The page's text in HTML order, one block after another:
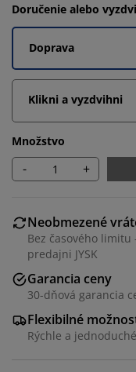
Doručenie alebo
Doprava
Klikni a vyzdvihni
Množstvo
- +
Neobmezené
Bez časového
predajni JYSK
Garancia ceny
30-dňová garancia
Flexibilné
Rýchle a